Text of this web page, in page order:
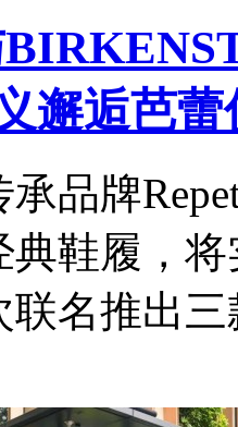
邂逅芭蕾
品牌
典鞋履，
联名推出